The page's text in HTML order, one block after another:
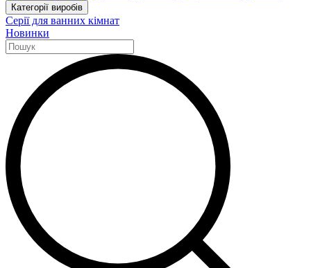
Категорії виробів
Серії для ванних кімнат
Новинки